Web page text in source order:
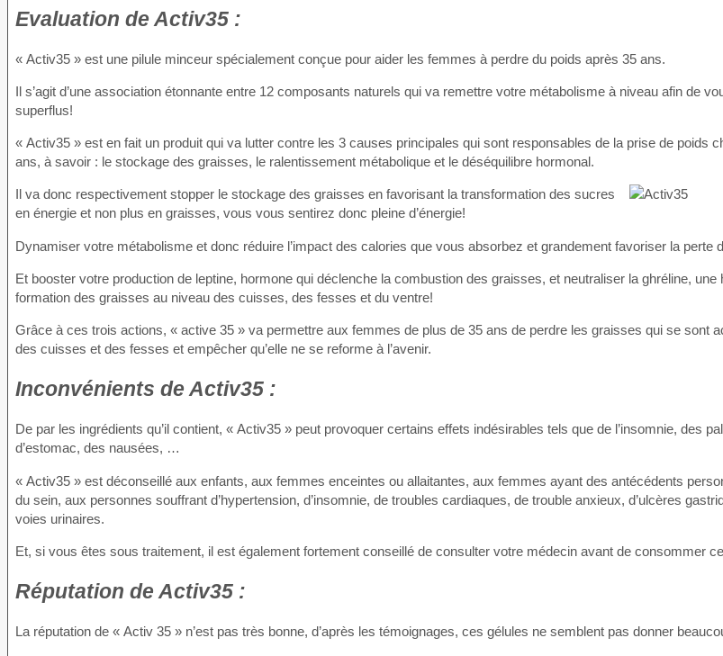
Evaluation de Activ35 :
« Activ35 » est une pilule minceur spécialement conçue pour aider les femmes à perdre du poids après 35 ans.
Il s’agit d’une association étonnante entre 12 composants naturels qui va remettre votre métabolisme à niveau afin de
superflus!
« Activ35 » est en fait un produit qui va lutter contre les 3 causes principales qui sont responsables de la prise de poids
ans, à savoir : le stockage des graisses, le ralentissement métabolique et le déséquilibre hormonal.
Il va donc respectivement stopper le stockage des graisses en favorisant la transformation des sucres
en énergie et non plus en graisses, vous vous sentirez donc pleine d’énergie!
Dynamiser votre métabolisme et donc réduire l’impact des calories que vous absorbez et grandement favoriser la perte
Et booster votre production de leptine, hormone qui déclenche la combustion des graisses, et neutraliser la ghréline,
formation des graisses au niveau des cuisses, des fesses et du ventre!
Grâce à ces trois actions, « active 35 » va permettre aux femmes de plus de 35 ans de perdre les graisses qui se sont
des cuisses et des fesses et empêcher qu’elle ne se reforme à l’avenir.
Inconvénients de Activ35 :
De par les ingrédients qu’il contient, « Activ35 » peut provoquer certains effets indésirables tels que de l’insomnie, des
d’estomac, des nausées, …
« Activ35 » est déconseillé aux enfants, aux femmes enceintes ou allaitantes, aux femmes ayant des antécédents
du sein, aux personnes souffrant d’hypertension, d’insomnie, de troubles cardiaques, de trouble anxieux, d’ulcères
voies urinaires.
Et, si vous êtes sous traitement, il est également fortement conseillé de consulter votre médecin avant de consommer
Réputation de Activ35 :
La réputation de « Activ 35 » n’est pas très bonne, d’après les témoignages, ces gélules ne semblent pas donner